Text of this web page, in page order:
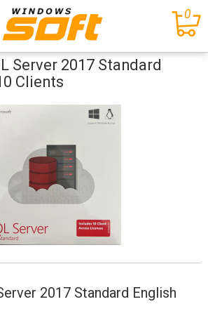
0
Server 2017 Standard
Clients
2017 Standard English